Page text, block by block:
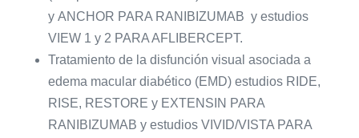
y ANCHOR PARA RANIBIZUMAB y estudios
VIEW 1 y 2 PARA AFLIBERCEPT.
Tratamiento de la disfunción visual asociada a
edema macular diabético (EMD) estudios RIDE,
RISE, RESTORE y EXTENSIN PARA
RANIBIZUMAB y estudios VIVID/VISTA PARA